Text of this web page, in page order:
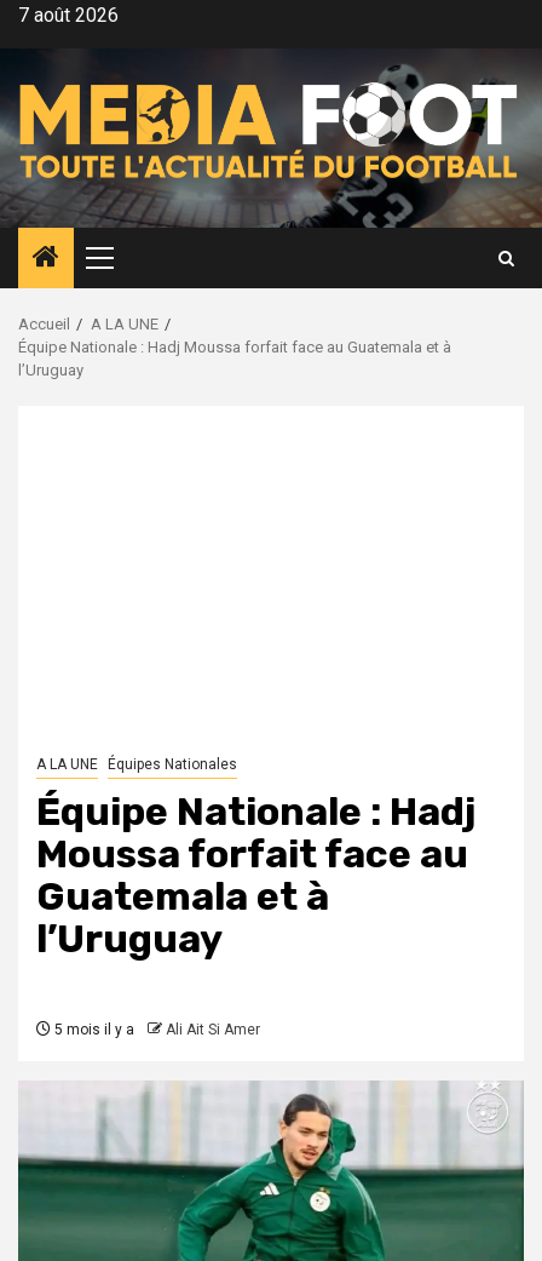
Aller7 août 2026
Menu
principal
Accueil
A LA UNE
Équipe Nationale : Hadj Moussa forfait face au Guatemala et à
l’Uruguay
A LA UNE Équipes Nationales
Équipe Nationale : Hadj
Moussa forfait face au
Guatemala et à
l’Uruguay
5 mois il y a Ali Ait Si Amer